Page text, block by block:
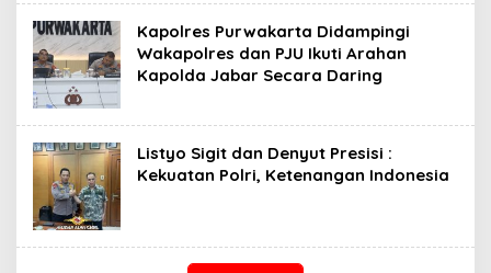
Kapolres Purwakarta Didampingi
Wakapolres dan PJU Ikuti Arahan
Kapolda Jabar Secara Daring
Listyo Sigit dan Denyut Presisi :
Kekuatan Polri, Ketenangan Indonesia